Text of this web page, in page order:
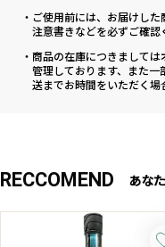
・ご使用前には、お届けし
注意書きなどを必ずご確認
・商品の在庫につきまして
管理しております、また
送までお時間をいただく場
RECCOMEND あな